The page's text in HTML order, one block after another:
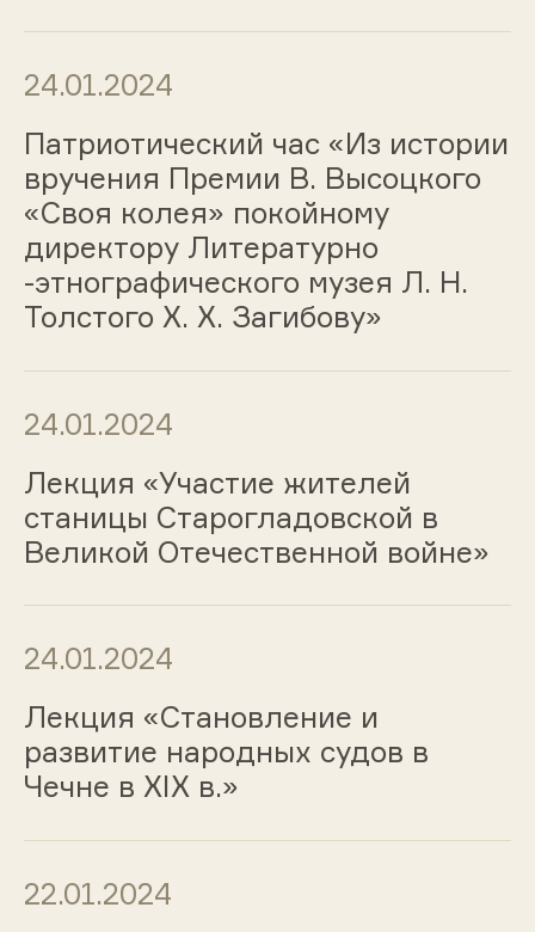
24.01.2024
Патриотический час «Из истории
вручения Премии В. Высоцкого
«Своя колея» покойному
директору Литературно
-этнографического музея Л. Н.
Толстого Х. Х. Загибову»
24.01.2024
Лекция «Участие жителей
станицы Старогладовской в
Великой Отечественной войне»
24.01.2024
Лекция «Становление и
развитие народных судов в
Чечне в XIX в.»
22.01.2024